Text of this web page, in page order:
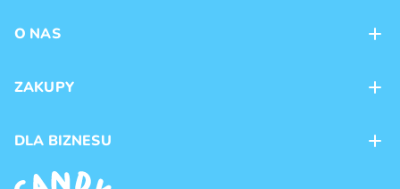
O NAS
Sklepy
ZAKUPY
Dostawa
Regulamin
DLA BIZNESU
Franczyza